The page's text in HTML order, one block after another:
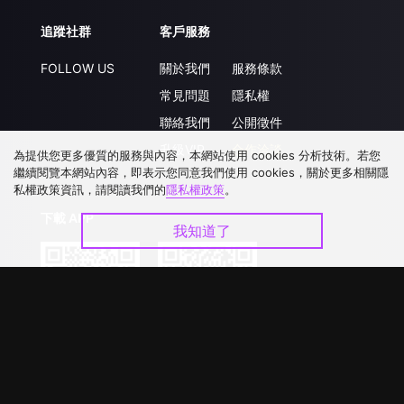
追蹤社群
FOLLOW US
客戶服務
關於我們
常見問題
聯絡我們
升級VIP
服務條款
隱私權
公開徵件
合作洽談
下載 APP
為提供您更多優質的服務與內容，本網站使用 cookies 分析技術。若您
繼續閱覽本網站內容，即表示您同意我們使用 cookies，關於更多相關隱
私權政策資訊，請閱讀我們的隱私權政策。
我知道了